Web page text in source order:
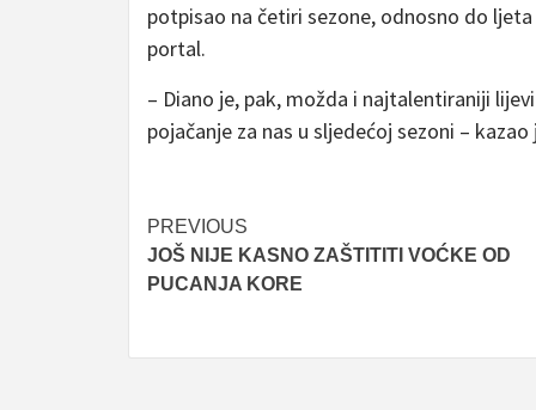
potpisao na četiri sezone, odnosno do
portal.
– Diano je, pak, možda i najtalentiraniji
pojačanje za nas u sljedećoj sezoni –
Post
navigation
PREVIOUS
JOŠ NIJE KASNO ZAŠTITITI VOĆKE OD
PUCANJA KORE